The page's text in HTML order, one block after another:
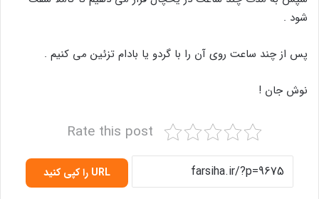
شود .
پس از چند ساعت روی آن را با گردو یا بادام تزئین می کنیم .
نوش جان !
Rate this post
URL را کپی کنید